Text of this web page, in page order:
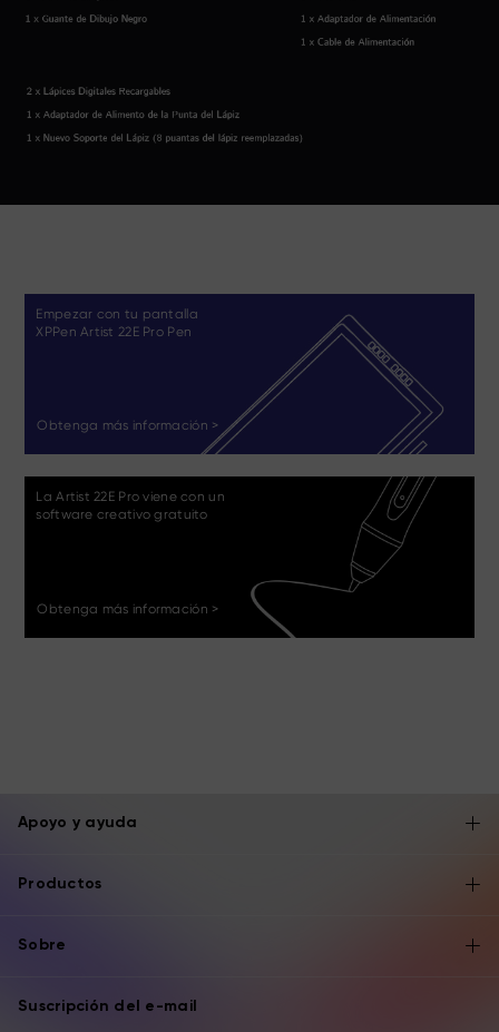
Empezar con tu pantalla
XPPen Artist 22E Pro Pen
Obtenga más información >
La Artist 22E Pro viene con un
software creativo gratuito
Obtenga más información >
Apoyo y ayuda
Productos
Sobre
Suscripción del e-mail